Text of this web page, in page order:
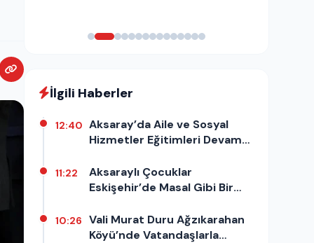
İlgili Haberler
12:40 Aksaray’da Aile ve Sosyal
Hizmetler Eğitimleri Devam
11:22
Aksaraylı Çocuklar
Eskişehir’de Masal Gibi Bir
10:26
Vali Murat Duru Ağzıkarahan
Köyü’nde Vatandaşlarla